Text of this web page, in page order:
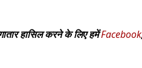
हासिल करने के लिए हमेंFacebook